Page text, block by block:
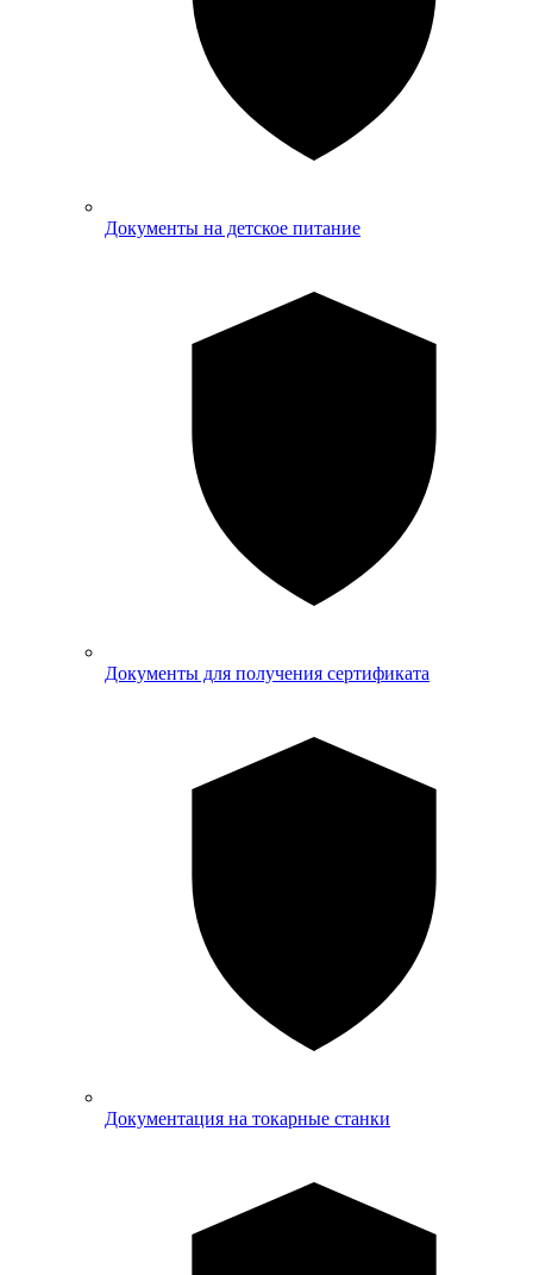
Документы на детское питание
Документы для получения сертификата
Документация на токарные станки